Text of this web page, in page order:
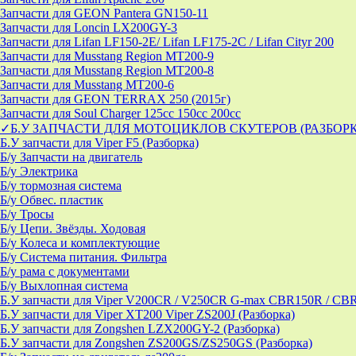
Запчасти для GEON Pantera GN150-11
Запчасти для Loncin LX200GY-3
Запчасти для Lifan LF150-2E/ Lifan LF175-2C / Lifan Cityr 200
Запчасти для Musstang Region MT200-9
Запчасти для Musstang Region MT200-8
Запчасти для Musstang MT200-6
Запчасти для GEON TERRAX 250 (2015г)
Запчасти для Soul Charger 125сс 150cc 200сс
✓Б.У ЗАПЧАСТИ ДЛЯ МОТОЦИКЛОВ СКУТЕРОВ
Б.У запчасти для Viper F5 (Разборка)
Б/у Запчасти на двигатель
Б/у Электрика
Б/у тормозная система
Б/у Обвес. пластик
Б/у Тросы
Б/у Цепи. Звёзды. Ходовая
Б/у Колеса и комплектующие
Б/у Система питания. Фильтра
Б/у рама с документами
Б/у Выхлопная система
Б.У запчасти для Viper V200CR / V250CR G-max CBR150R /
Б.У запчасти для Viper XT200 Viper ZS200J (Разборка)
Б.У запчасти для Zongshen LZX200GY-2 (Разборка)
Б.У запчасти для Zongshen ZS200GS/ZS250GS (Разборка)